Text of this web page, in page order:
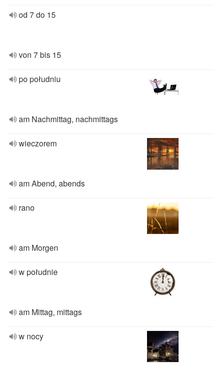
od 7 do 15
von 7 bis 15
po południu
am Nachmittag, nachmittags
wieczorem
am Abend, abends
rano
am Morgen
w południe
am Mittag, mittags
w nocy